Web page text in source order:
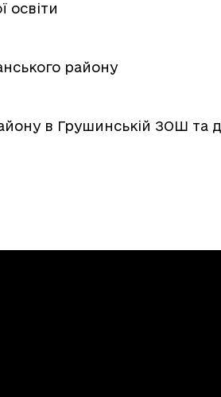
освіти
району
в Грушинській ЗОШ